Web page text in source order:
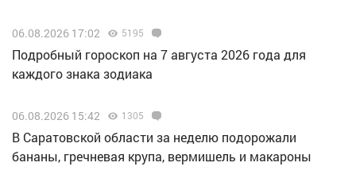
06.08.2026 17:02 5195
Подробный гороскоп на 7 августа 2026 года для
каждого знака зодиака
06.08.2026 15:42 1305
В Саратовской области за неделю подорожали
бананы, гречневая крупа, вермишель и макароны